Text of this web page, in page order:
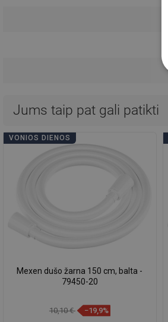
Jums taip pat gali patikti
VONIOS DIENOS
Mexen dušo žarna 150 cm, balta -
79450-20
10,10 € −19,9%